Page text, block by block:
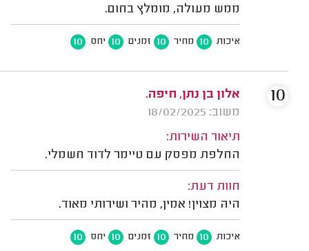
ממש מעולה, מומלץ בחום.
איכות 10 מחיר 10 זמנים 10 יחס 10
אלון בן נתן, חיפה.
משוב: 18/02/2025
תיאור השירות:
החלפת מפסק עם טיימר לדוד חשמלי.
חוות דעת:
היה מצוין! אמין, מהיר ושירותי מאוד.
איכות 10 מחיר 10 זמנים 10 יחס 10
10